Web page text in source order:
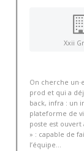
Xxii
On cherche
prod et qui a
back, infra : un
plateforme de
poste est ouvert
» : capable de
l’équipe...